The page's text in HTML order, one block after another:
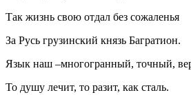
Так жизнь свою отдал без сожаленья
За Русь грузинский князь Багратион.
Язык наш –многогранный, точный,
То душу лечит, то разит, как сталь.